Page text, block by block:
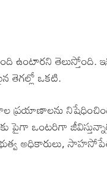
ఉంటారని తెలుస్తోంది.
తెగల్లో ఒకటి.
ప్రయాణాలను
పైగా ఒంటరిగా
అధికారులు,